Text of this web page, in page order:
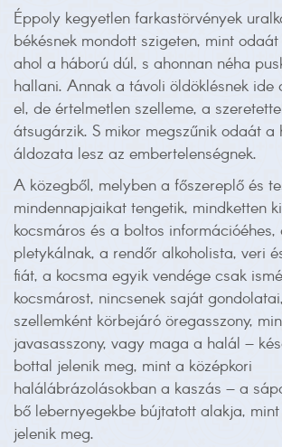
Éppoly kegyetlen farkastörvények
békésnek mondott szigeten, mint
ahol a háború dúl, s ahonnan néha
hallani. Annak a távoli öldöklésnek ide
el, de értelmetlen szelleme, a
átsugárzik. S mikor megszűnik odaát a
áldozata lesz az embertelenségnek.
A közegből, melyben a főszereplő és
mindennapjaikat tengetik, mindketten
kocsmáros és a boltos
pletykálnak, a rendőr alkoholista, veri
fiát, a kocsma egyik vendége csak
kocsmárost, nincsenek saját
szellemként körbejáró öregasszony,
javasasszony, vagy maga a halál –
bottal jelenik meg, mint a középkori
halálábrázolásokban a kaszás – a
bő lebernyegekbe bújtatott alakja,
jelenik meg.